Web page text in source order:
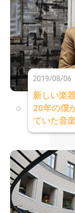
2019/08/06
新しい楽
20年の僕
ていた音